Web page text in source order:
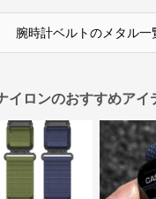
腕時計ベルトのメタル一
イロンのおすすめアイ